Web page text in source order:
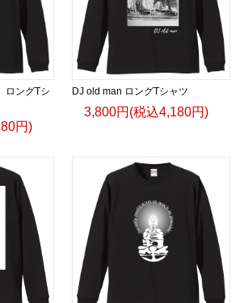
ロングTシ
円)
DJ old man ロングTシャツ
3,800円(税込4,180円)